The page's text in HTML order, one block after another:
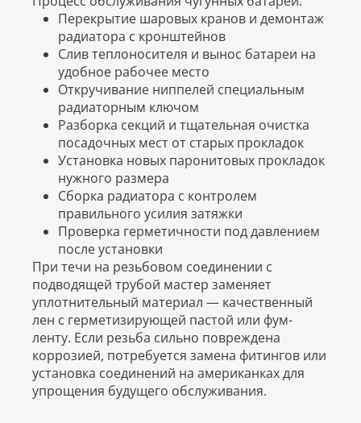
Перекрытие шаровых кранов и демонтаж
радиатора с кронштейнов
Слив теплоносителя и вынос батареи на
удобное рабочее место
Откручивание ниппелей специальным
радиаторным ключом
Разборка секций и тщательная очистка
посадочных мест от старых прокладок
Установка новых паронитовых прокладок
нужного размера
Сборка радиатора с контролем
правильного усилия затяжки
Проверка герметичности под давлением
после установки
При течи на резьбовом соединении с
подводящей трубой мастер заменяет
уплотнительный материал — качественный
лен с герметизирующей пастой или фум-
ленту. Если резьба сильно повреждена
коррозией, потребуется замена фитингов или
установка соединений на американках для
упрощения будущего обслуживания.